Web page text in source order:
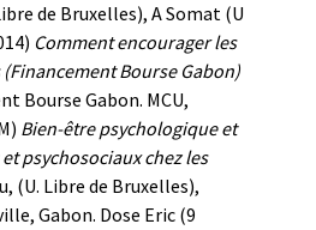
de Bruxelles), A Somat (U
Comment encourager les
Bourse Gabon)
Bourse Gabon. MCU,
Bien-être psychologique et
psychosociaux chez les
(U. Libre de Bruxelles),
Gabon. Dose Eric (9